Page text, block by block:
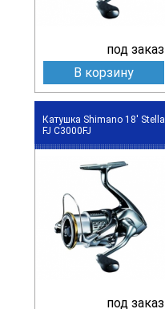
под заказ
В корзину
Катушка Shimano 18' Stella
FJ C3000FJ
под заказ